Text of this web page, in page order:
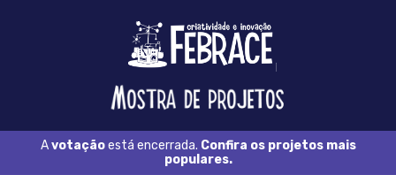
Logo
FEBRACE
Feira
Brasileira
Ciência
e
Tecnologia
Avotaçãoestá encerrada. Confira os projetos mais
populares.